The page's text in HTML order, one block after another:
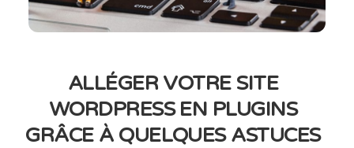
ALLÉGER VOTRE SITE
WORDPRESS EN PLUGINS
GRÂCE À QUELQUES ASTUCES